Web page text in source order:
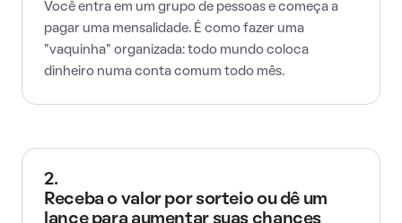
Você entra em um grupo de pessoas e começa a
pagar uma mensalidade. É como fazer uma
"vaquinha" organizada: todo mundo coloca
dinheiro numa conta comum todo mês.
2.
Receba o valor por sorteio ou dê um
lance para aumentar suas chances